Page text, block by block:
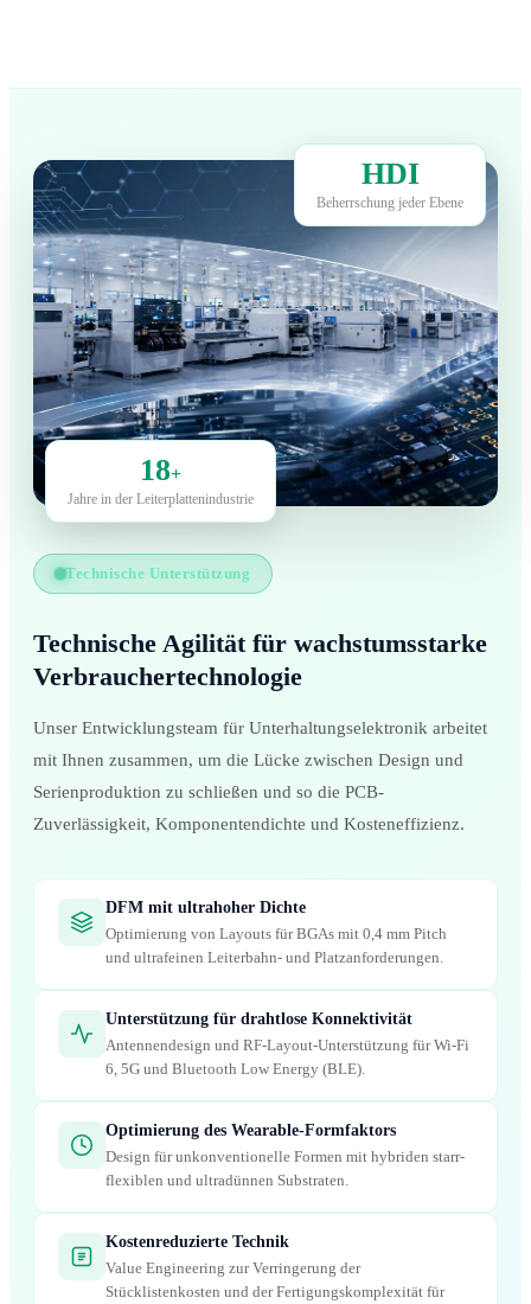
18+
Jahre in der Leiterplattenindustrie
HDI
Beherrschung jeder Ebene
Technische Unterstützung
Technische Agilität für wachstumsstarke
Verbrauchertechnologie
Unser Entwicklungsteam für Unterhaltungselektronik arbeitet
mit Ihnen zusammen, um die Lücke zwischen Design und
Serienproduktion zu schließen und so die PCB-
Zuverlässigkeit, Komponentendichte und Kosteneffizienz.
DFM mit ultrahoher Dichte
Optimierung von Layouts für BGAs mit 0,4 mm Pitch
und ultrafeinen Leiterbahn- und Platzanforderungen.
Unterstützung für drahtlose Konnektivität
Antennendesign und RF-Layout-Unterstützung für Wi-Fi
6, 5G und Bluetooth Low Energy (BLE).
Optimierung des Wearable-Formfaktors
Design für unkonventionelle Formen mit hybriden starr-
flexiblen und ultradünnen Substraten.
Kostenreduzierte Technik
Value Engineering zur Verringerung der
Stücklistenkosten und der Fertigungskomplexität für